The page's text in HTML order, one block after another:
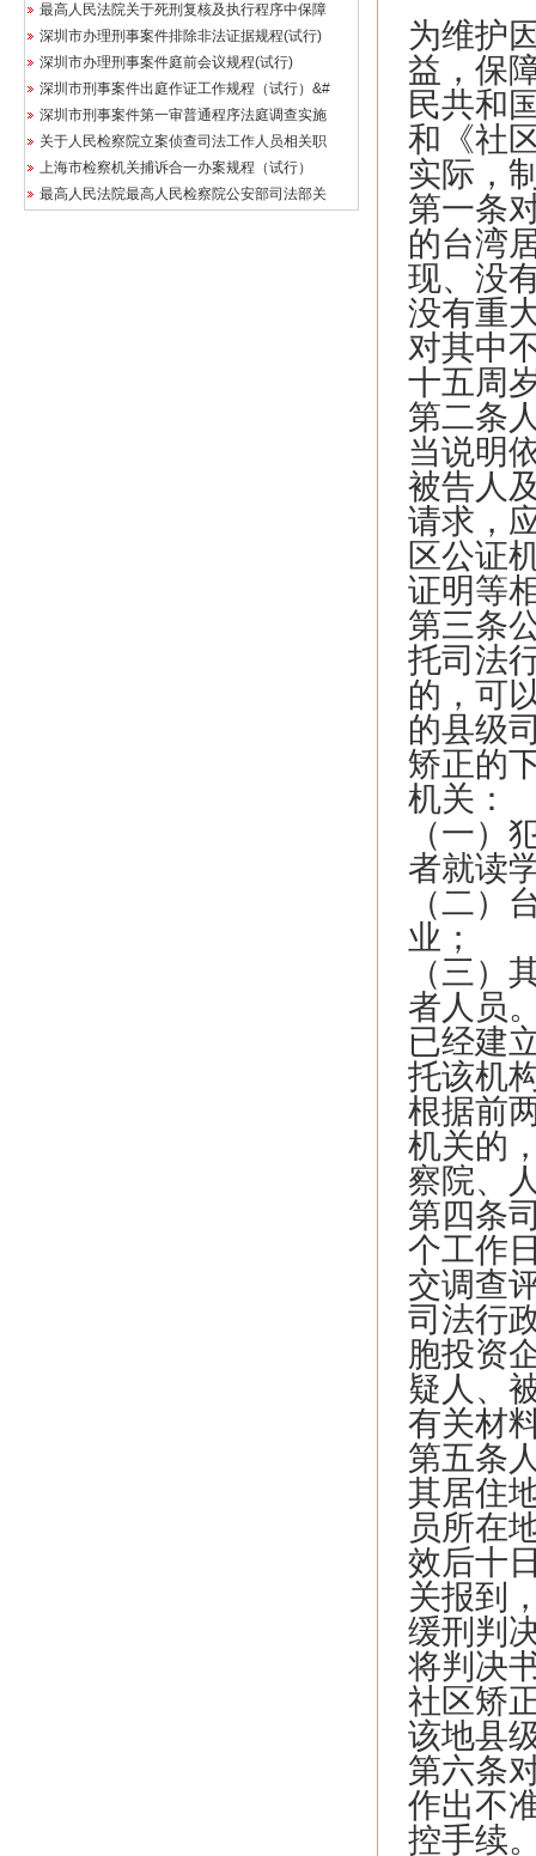
最高人民法院关于死刑复核及执行程序中保障
深圳市办理刑事案件排除非法证据规程(试行)
深圳市办理刑事案件庭前会议规程(试行)
深圳市刑事案件出庭作证工作规程（试行）&#
深圳市刑事案件第一审普通程序法庭调查实施
关于人民检察院立案侦查司法工作人员相关职
上海市检察机关捕诉合一办案规程（试行）
最高人民法院最高人民检察院公安部司法部关
为维护
益，保
民共和
和《社
实际，
第一条
的台湾
现、没
没有重
对其中
十五周
第二条
当说明
被告人
请求，
区公证
证明等
第三条
托司法
的，可
的县级
矫正的
机关：
（一）
者就读
（二）
业；
（三）
者人员
已经建
托该机
根据前
机关的
察院、
第四条
个工作
交调查
司法行
胞投资
疑人、
有关材
第五条
其居住
员所在
效后十
关报到
缓刑判
将判决
社区矫
该地县
第六条
作出不
控手续